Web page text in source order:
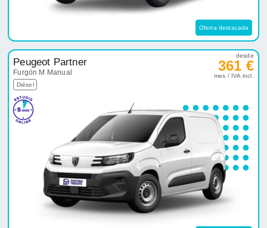
Oferta destacada
Peugeot Partner
Furgón M Manual
Diésel
desde
361 €
mes / IVA incl.